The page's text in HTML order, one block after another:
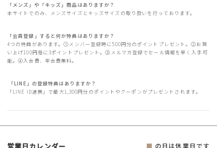
「メンズ」や「キッズ」商品はありますか？
本サイトでのみ、メンズサイズとキッズサイズの取り扱いを行っております。
「会員登録」すると何か特典はありますか？
4つの特典があります。①メンバー登録時に500円分のポイントプレゼント。②お買
い上げ100円毎に3ポイントプレゼント。③メルマガ登録でセール情報を早く入手可
能。④入会費、年会費無料。
「LINE」の登録特典はありますか？
「LINE ID連携」で最大1,300円分のポイントやクーポンがプレゼントされます。
営業日カレンダー ■ の日は休業日です